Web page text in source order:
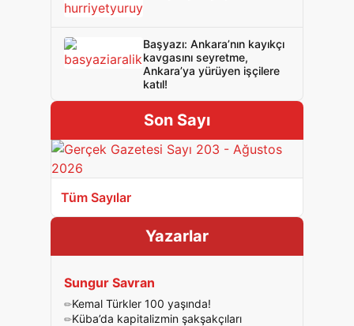
Başyazı: Ankara’nın kayıkçı
kavgasını seyretme,
Ankara’ya yürüyen işçilere
katıl!
Son Sayı
Tüm Sayılar
Yazarlar
Sungur Savran
Kemal Türkler 100 yaşında!
Küba’da kapitalizmin şakşakçıları